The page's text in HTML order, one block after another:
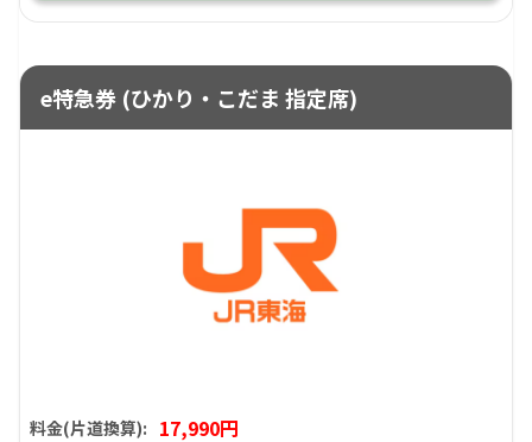
e特急券 (ひかり・こだま 指定席)
料金(片道換算): 17,990円